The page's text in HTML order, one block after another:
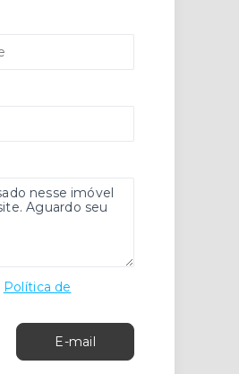
Política de
E-mail